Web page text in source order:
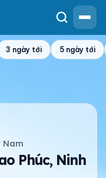
3 ngày tới 5 ngày tới
Nam
Phúc, Ninh